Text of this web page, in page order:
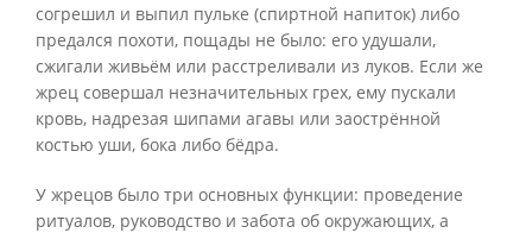
согрешил и выпил пульке (спиртной напиток) либо
предался похоти, пощады не было: его удушали,
сжигали живьём или расстреливали из луков. Если же
жрец совершал незначительных грех, ему пускали
кровь, надрезая шипами агавы или заострённой
костью уши, бока либо бёдра.
У жрецов было три основных функции: проведение
ритуалов, руководство и забота об окружающих, а